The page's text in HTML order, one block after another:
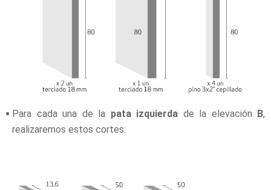
Para cada una de la pata izquierda de la elevación B,
realizaremos estos cortes: